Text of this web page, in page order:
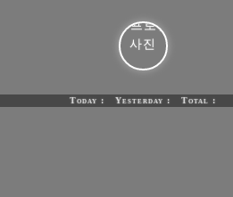
Today : Yesterday : Total :